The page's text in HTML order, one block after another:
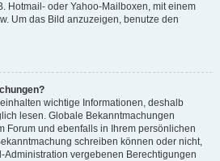
Hotmail- oder Yahoo-Mailboxen, mit einem
Um das Bild anzuzeigen, benutze den
wichtige Informationen, deshalb
lesen. Globale Bekanntmachungen
Forum und ebenfalls in Ihrem persönlichen
schreiben können oder nicht,
Administration vergebenen Berechtigungen